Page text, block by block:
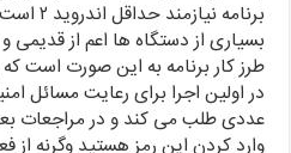
برنامه
بسیاری از دستگاه ها اعم از
طرز کار برنامه به این صورت است
در اولین اجرا برای رعایت مسائل
عددی طلب می کند و در مراجعات
وارد کردن این رمز هستید وگرنه از